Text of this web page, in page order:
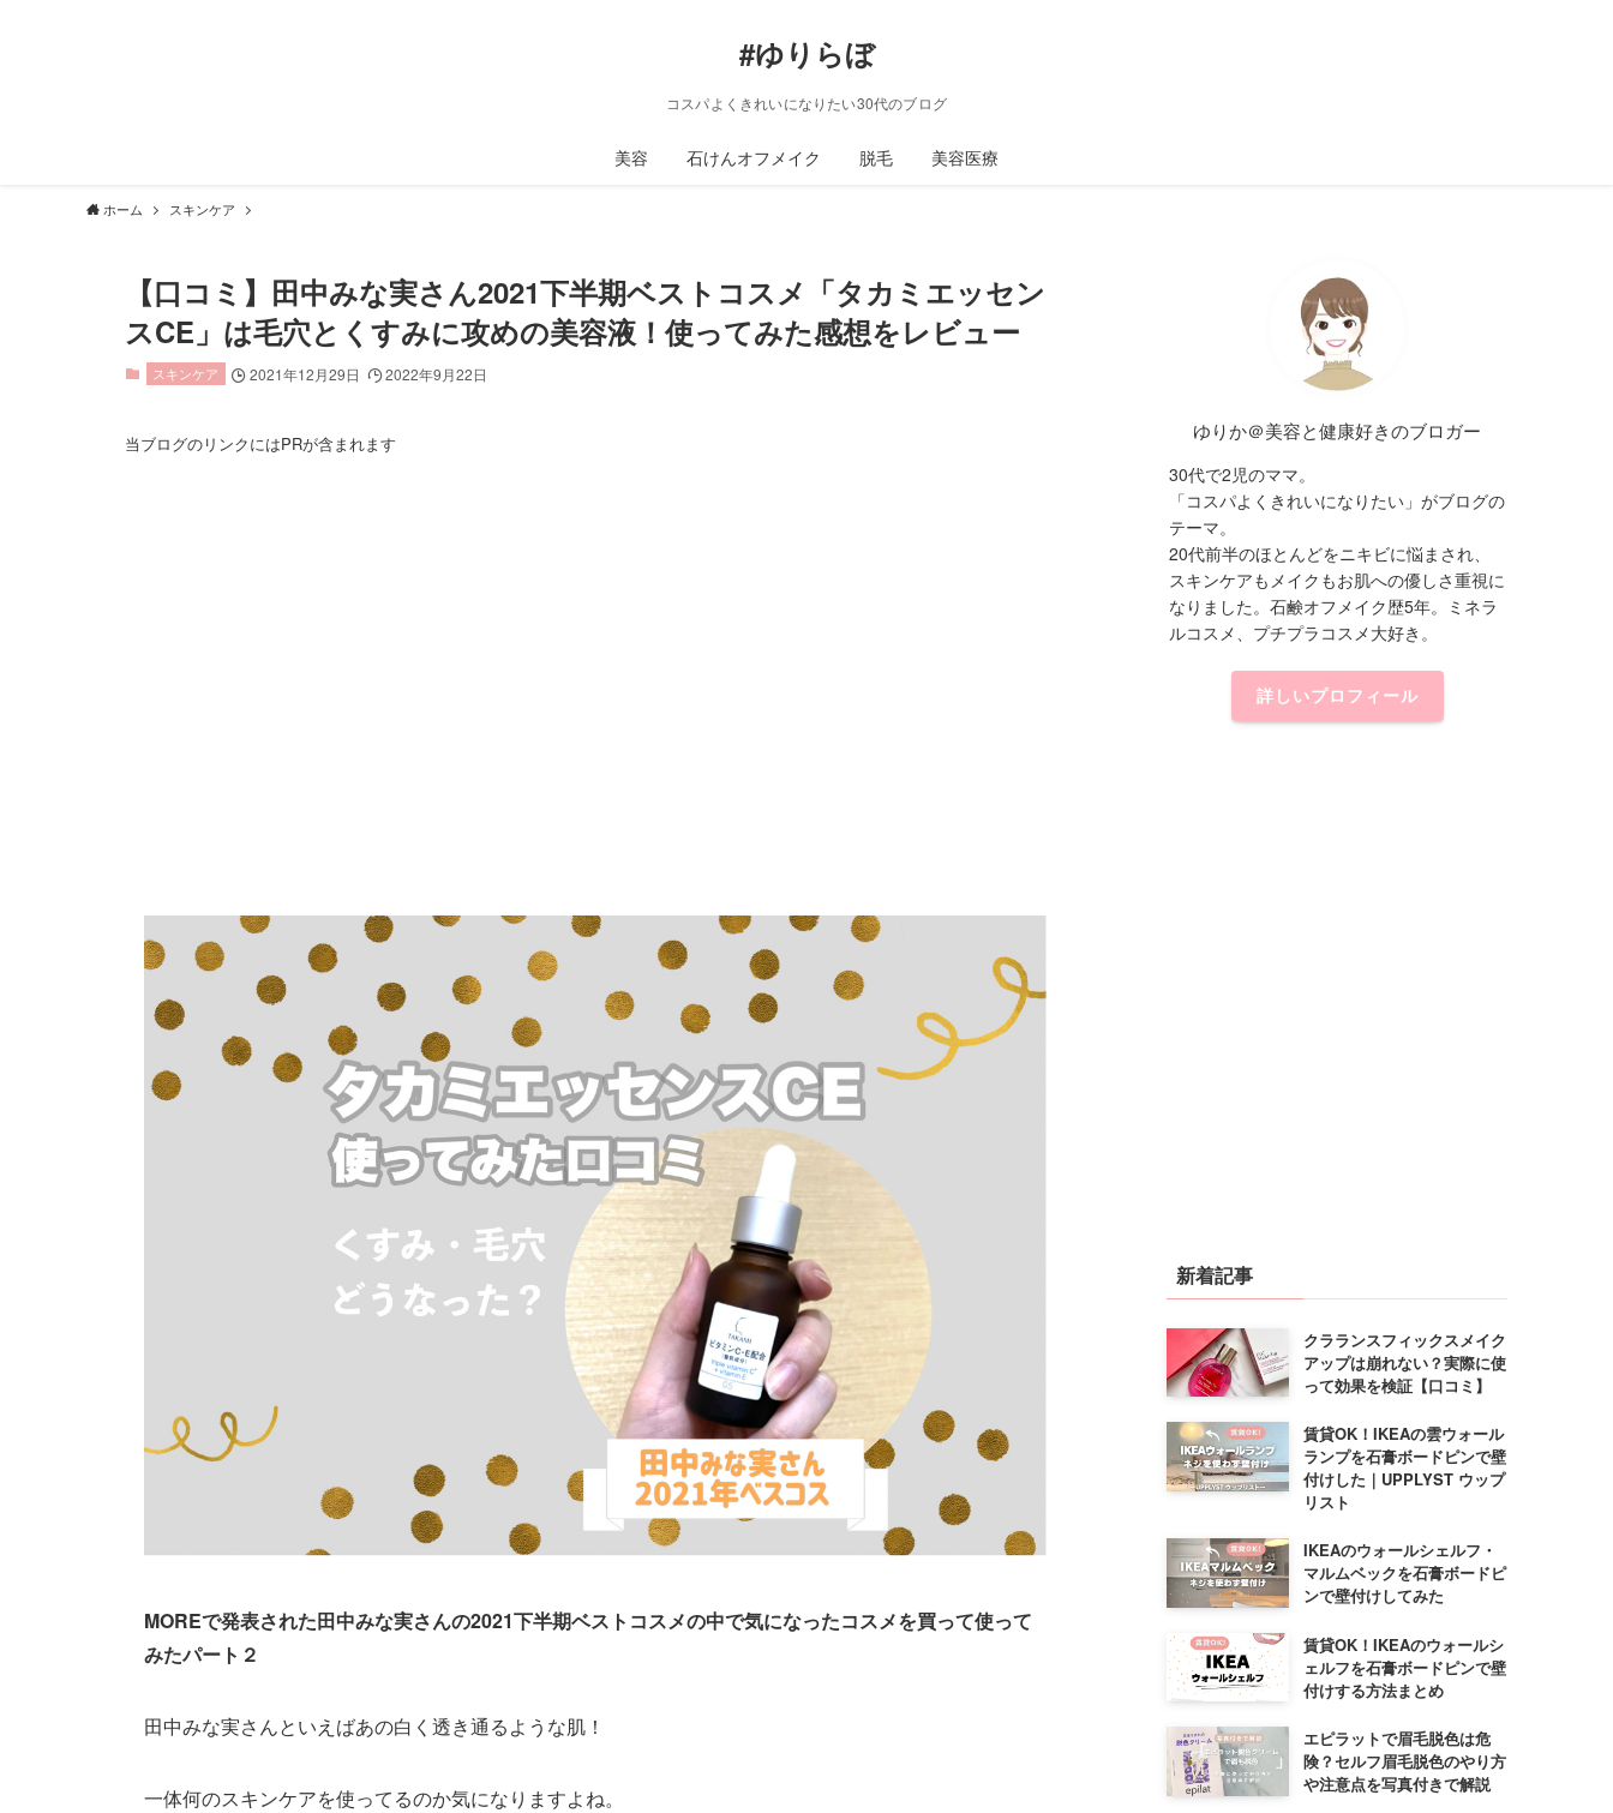
#ゆりらぼ
コスパよくきれいになりたい30代のブログ
美容 石けんオフメイク 脱毛 美容医療
ホーム スキンケア
【口コミ】田中みな実さん2021下半期ベストコスメ「タカミエッセン
スCE」は毛穴とくすみに攻めの美容液！使ってみた感想をレビュー
スキンケア 2021年12月29日 2022年9月22日
当ブログのリンクにはPRが含まれます
MOREで発表された田中みな実さんの2021下半期ベストコスメの中で気になったコスメを買って使って
みたパート２
田中みな実さんといえばあの白く透き通るような肌！
一体何のスキンケアを使ってるのか気になりますよね。
ゆりか＠美容と健康好きのブロガー
30代で2児のママ。
「コスパよくきれいになりたい」がブログの
テーマ。
20代前半のほとんどをニキビに悩まされ、
スキンケアもメイクもお肌への優しさ重視に
なりました。石鹸オフメイク歴5年。ミネラ
ルコスメ、プチプラコスメ大好き。
詳しいプロフィール
新着記事
クラランスフィックスメイク
アップは崩れない？実際に使
って効果を検証【口コミ】
賃貸OK！IKEAの雲ウォール
ランプを石膏ボードピンで壁
付けした｜UPPLYST ウップ
リスト
IKEAのウォールシェルフ・
マルムベックを石膏ボードピ
ンで壁付けしてみた
賃貸OK！IKEAのウォールシ
ェルフを石膏ボードピンで壁
付けする方法まとめ
エピラットで眉毛脱色は危
険？セルフ眉毛脱色のやり方
や注意点を写真付きで解説